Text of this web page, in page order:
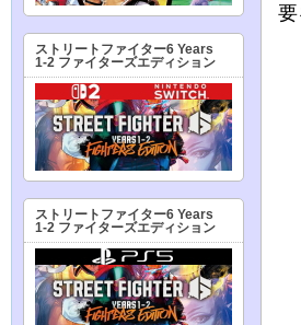
ストリートファイター6 Years
1-2 ファイターズエディション
ストリートファイター6 Years
1-2 ファイターズエディション